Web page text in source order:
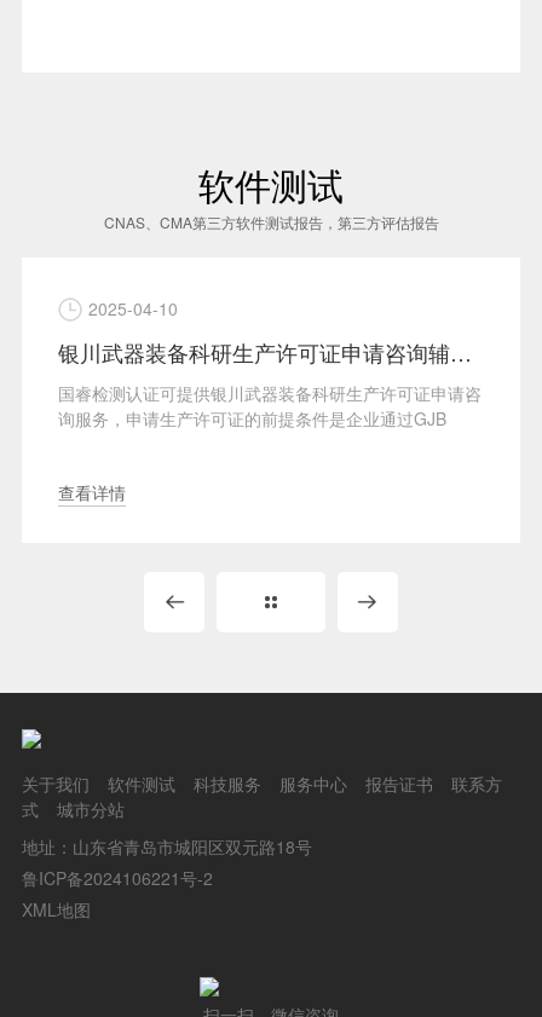
软件测试
CNAS、CMA第三方软件测试报告，第三方评估报告
2025-04-10
银川武器装备科研生产许可证申请咨询辅导服务
国睿检测认证可提供银川武器装备科研生产许可证申请咨
询服务，申请生产许可证的前提条件是企业通过GJB
查看详情
关于我们 软件测试 科技服务 服务中心 报告证书
联系方
式
城市分站
地址：山东省青岛市城阳区双元路18号
鲁ICP备2024106221号-2
XML地图